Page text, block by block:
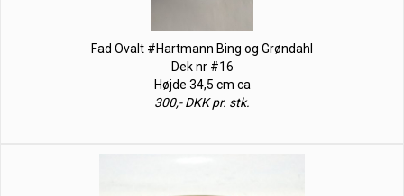
Fad Ovalt #Hartmann Bing og Grøndahl
Dek nr #16
Højde 34,5 cm ca
300,- DKK pr. stk.